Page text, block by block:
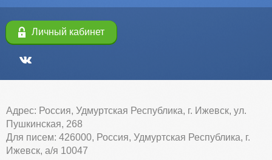
Личный кабинет
Адрес: Россия, Удмуртская Республика, г. Ижевск, ул.
Пушкинская, 268
Для писем: 426000, Россия, Удмуртская Республика, г.
Ижевск, а/я 10047